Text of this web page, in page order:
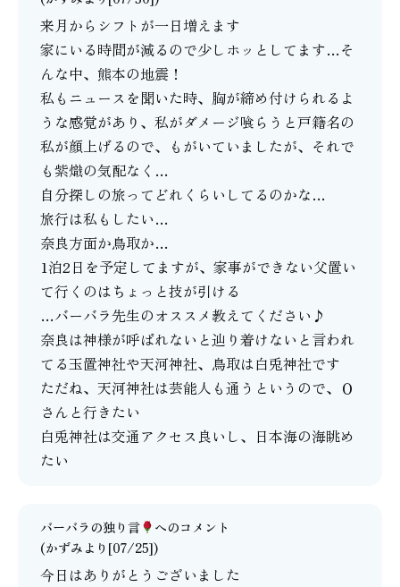
来月からシフトが一日増えます
家にいる時間が減るので少しホッとしてます…そ
んな中、熊本の地震！
私もニュースを聞いた時、胸が締め付けられるよ
うな感覚があり、私がダメージ喰らうと戸籍名の
私が顔上げるので、もがいていましたが、それで
も紫熾の気配なく…
自分探しの旅ってどれくらいしてるのかな…
旅行は私もしたい…
奈良方面か鳥取か…
1泊2日を予定してますが、家事ができない父置い
て行くのはちょっと技が引ける
…バーバラ先生のオススメ教えてください♪
奈良は神様が呼ばれないと辿り着けないと言われ
てる玉置神社や天河神社、鳥取は白兎神社です
ただね、天河神社は芸能人も通うというので、Ｏ
さんと行きたい
白兎神社は交通アクセス良いし、日本海の海眺め
たい
バーバラの独り言
へのコメント
(かずみより[07/25])
今日はありがとうございました